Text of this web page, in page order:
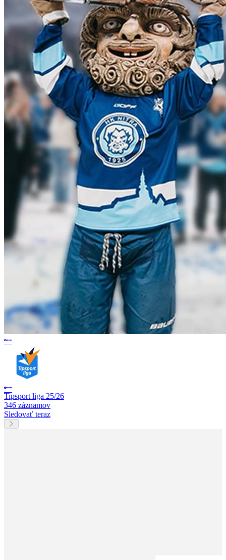
Tipsport liga 25/26
346 záznamov
Sledovať teraz